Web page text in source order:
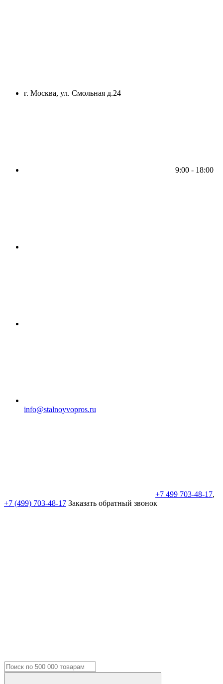
г. Москва, ул. Смольная д.24
9:00 - 18:00
info@stalnoyvopros.ru
+7 499 703-48-17,
+7 (499) 703-48-17 Заказать обратный звонок